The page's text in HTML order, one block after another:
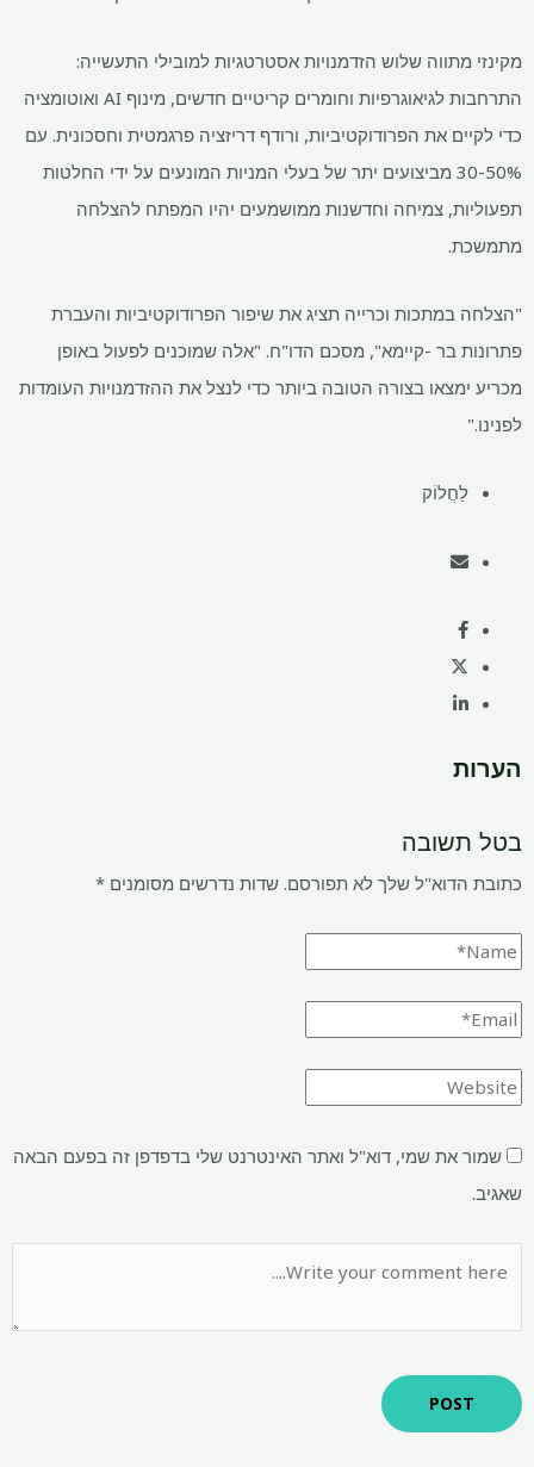
מקינזי מתווה שלוש הזדמנויות אסטרטגיות למובילי התעשייה:
התרחבות לגיאוגרפיות וחומרים קריטיים חדשים, מינוף AI ואוטומציה
כדי לקיים את הפרודוקטיביות, ורודף דריזציה פרגמטית וחסכונית. עם
30-50% מביצועים יתר של בעלי המניות המונעים על ידי החלטות
תפעוליות, צמיחה וחדשנות ממושמעים יהיו המפתח להצלחה
מתמשכת.
"הצלחה במתכות וכרייה תציג את שיפור הפרודוקטיביות והעברת
פתרונות בר -קיימא", מסכם הדו"ח. "אלה שמוכנים לפעול באופן
מכריע ימצאו בצורה הטובה ביותר כדי לנצל את ההזדמנויות העומדות
לפנינו."
לַחֲלוֹק
הערות
בטל תשובה
כתובת הדוא"ל שלך לא תפורסם. שדות נדרשים מסומנים *
שמור את שמי, דוא"ל ואתר האינטרנט שלי בדפדפן זה בפעם הבאה
שאגיב.